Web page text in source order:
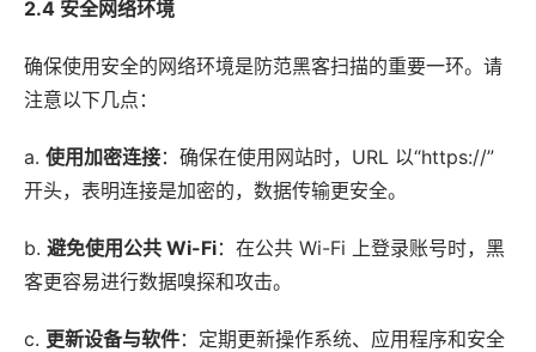
2.4 安全网络环境
确保使用安全的网络环境是防范黑客扫描的重要一环。请
注意以下几点：
a. 使用加密连接：确保在使用网站时，URL 以“https://”
开头，表明连接是加密的，数据传输更安全。
b. 避免使用公共 Wi-Fi：在公共 Wi-Fi 上登录账号时，黑
客更容易进行数据嗅探和攻击。
c. 更新设备与软件：定期更新操作系统、 应用程序和安全